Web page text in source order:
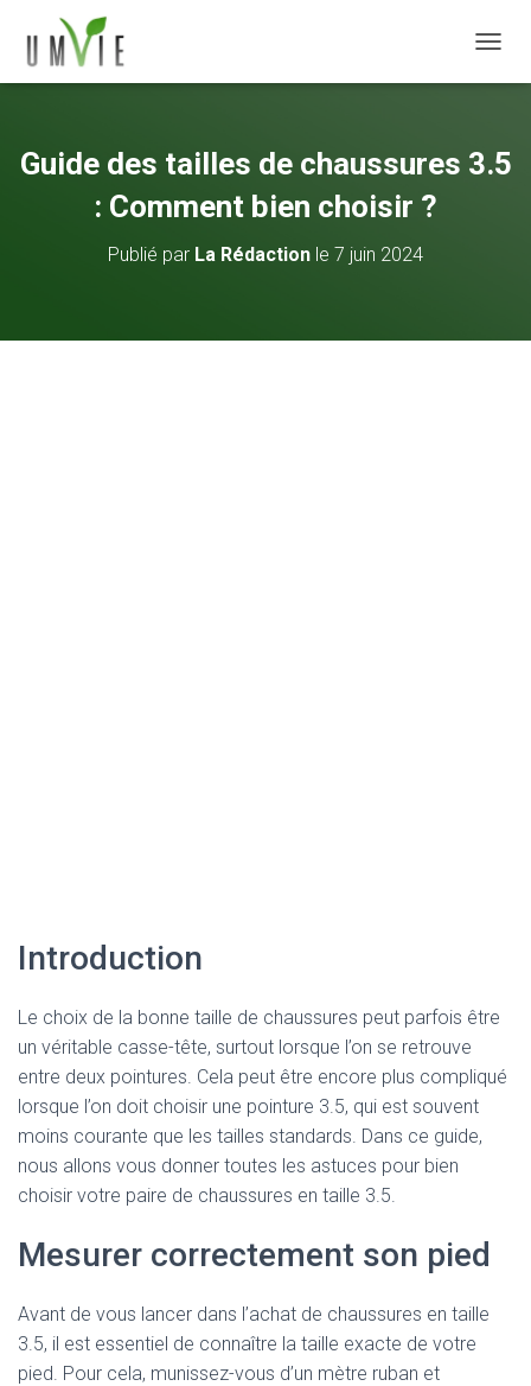
Guide des tailles de chaussures 3.5
: Comment bien choisir ?
Publié par La Rédaction le 7 juin 2024
Introduction
Le choix de la bonne taille de chaussures peut parfois être
un véritable casse-tête, surtout lorsque l’on se retrouve
entre deux pointures. Cela peut être encore plus compliqué
lorsque l’on doit choisir une pointure 3.5, qui est souvent
moins courante que les tailles standards. Dans ce guide,
nous allons vous donner toutes les astuces pour bien
choisir votre paire de chaussures en taille 3.5.
Mesurer correctement son pied
Avant de vous lancer dans l’achat de chaussures en taille
3.5, il est essentiel de connaître la taille exacte de votre
pied. Pour cela, munissez-vous d’un mètre ruban et